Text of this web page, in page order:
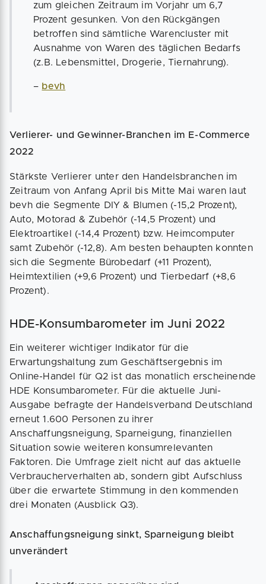
zum gleichen Zeitraum im Vorjahr um 6,7
Prozent gesunken. Von den Rückgängen
betroffen sind sämtliche Warencluster mit
Ausnahme von Waren des täglichen Bedarfs
(z.B. Lebensmittel, Drogerie, Tiernahrung).
– bevh
Verlierer- und Gewinner-Branchen im E-Commerce
2022
Stärkste Verlierer unter den Handelsbranchen im
Zeitraum von Anfang April bis Mitte Mai waren laut
bevh die Segmente DIY & Blumen (-15,2 Prozent),
Auto, Motorad & Zubehör (-14,5 Prozent) und
Elektroartikel (-14,4 Prozent) bzw. Heimcomputer
samt Zubehör (-12,8). Am besten behaupten konnten
sich die Segmente Bürobedarf (+11 Prozent),
Heimtextilien (+9,6 Prozent) und Tierbedarf (+8,6
Prozent).
HDE-Konsumbarometer im Juni 2022
Ein weiterer wichtiger Indikator für die
Erwartungshaltung zum Geschäftsergebnis im
Online-Handel für Q2 ist das monatlich erscheinende
HDE Konsumbarometer. Für die aktuelle Juni-
Ausgabe befragte der Handelsverband Deutschland
erneut 1.600 Personen zu ihrer
Anschaffungsneigung, Sparneigung, finanziellen
Situation sowie weiteren konsumrelevanten
Faktoren. Die Umfrage zielt nicht auf das aktuelle
Verbraucherverhalten ab, sondern gibt Aufschluss
über die erwartete Stimmung in den kommenden
drei Monaten (Ausblick Q3).
Anschaffungsneigung sinkt, Sparneigung bleibt
unverändert